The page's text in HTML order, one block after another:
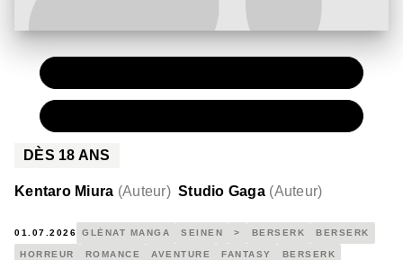
DÈS 18 ANS
Kentaro Miura (Auteur) Studio Gaga (Auteur)
01.07.2026 GLÉNAT MANGA SEINEN > BERSERK BERSERK
HORREUR ROMANCE AVENTURE FANTASY BERSERK